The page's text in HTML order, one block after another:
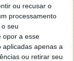
ou recusar o
processamento
seu
opor a esse
aplicadas apenas a
ou retirar seu